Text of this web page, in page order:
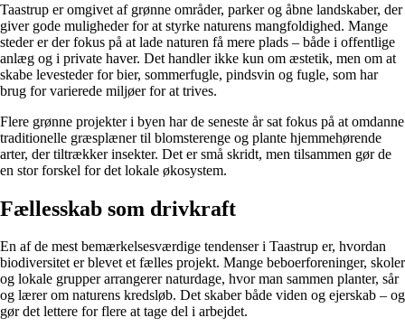
Taastrup er omgivet af grønne områder, parker og åbne landskaber, der
giver gode muligheder for at styrke naturens mangfoldighed. Mange
steder er der fokus på at lade naturen få mere plads – både i offentlige
anlæg og i private haver. Det handler ikke kun om æstetik, men om at
skabe levesteder for bier, sommerfugle, pindsvin og fugle, som har
brug for varierede miljøer for at trives.
Flere grønne projekter i byen har de seneste år sat fokus på at omdanne
traditionelle græsplæner til blomsterenge og plante hjemmehørende
arter, der tiltrækker insekter. Det er små skridt, men tilsammen gør de
en stor forskel for det lokale økosystem.
Fællesskab som drivkraft
En af de mest bemærkelsesværdige tendenser i Taastrup er, hvordan
biodiversitet er blevet et fælles projekt. Mange beboerforeninger, skoler
og lokale grupper arrangerer naturdage, hvor man sammen planter, sår
og lærer om naturens kredsløb. Det skaber både viden og ejerskab – og
gør det lettere for flere at tage del i arbejdet.